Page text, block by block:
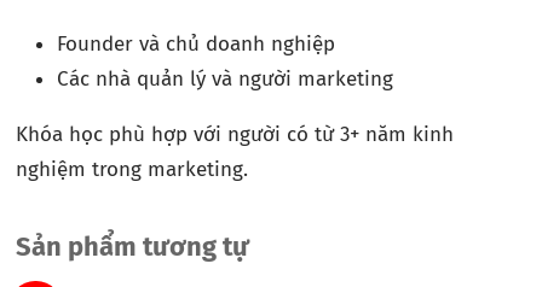
Founder và chủ doanh nghiệp
Các nhà quản lý và người marketing
Khóa học phù hợp với người có từ 3+ năm kinh
nghiệm trong marketing.
Sản phẩm tương tự